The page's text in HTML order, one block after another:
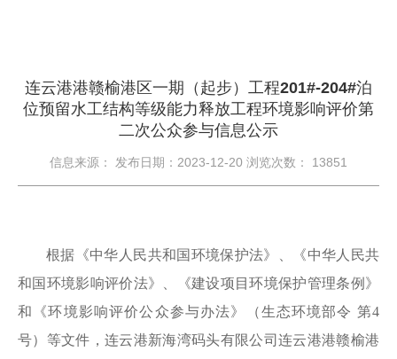
连云港港赣榆港区一期（起步）工程201#-204#泊
位预留水工结构等级能力释放工程环境影响评价第
二次公众参与信息公示
信息来源： 发布日期：2023-12-20 浏览次数： 13851
根据《中华人民共和国环境保护法》、《中华人民共
和国环境影响评价法》、《建设项目环境保护管理条例》
和《环境影响评价公众参与办法》（生态环境部令 第4
号）等文件， 连云港新海湾码头有限公司连云港港赣榆港